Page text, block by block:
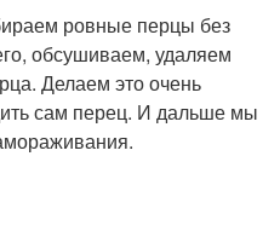
ровные перцы без
обсушиваем, удаляем
Делаем это очень
сам перец. И дальше мы